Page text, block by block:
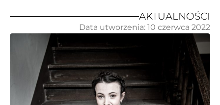
AKTUALNOŚCI
Data utworzenia: 10 czerwca 2022